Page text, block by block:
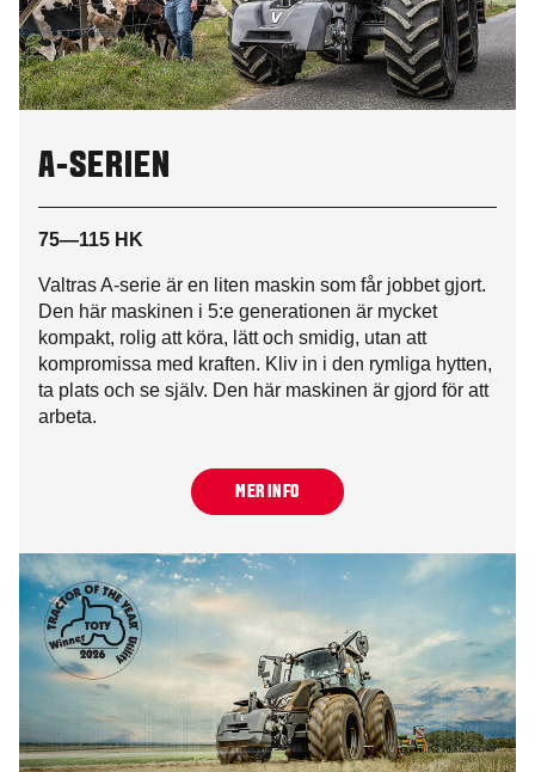
A-SERIEN
75—115 HK
Valtras A-serie är en liten maskin som får jobbet gjort.
Den här maskinen i 5:e generationen är mycket
kompakt, rolig att köra, lätt och smidig, utan att
kompromissa med kraften. Kliv in i den rymliga hytten,
ta plats och se själv. Den här maskinen är gjord för att
arbeta.
MER INFO